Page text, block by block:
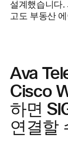
설계했습니다.
고도 부동산
Ava
Cisco
하면
연결할